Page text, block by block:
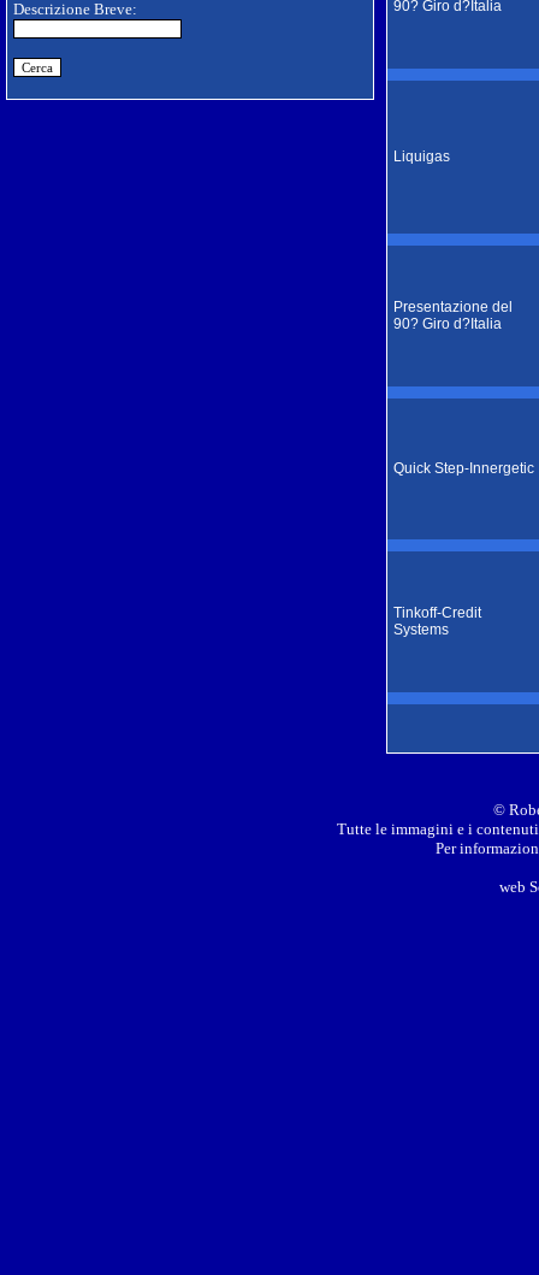
Descrizione Breve:
90? Giro d?Italia
Liquigas
Presentazione del
90? Giro d?Italia
Quick Step-Innergetic
Tinkoff-Credit
Systems
©
Tutte le immagini e i
Per
web